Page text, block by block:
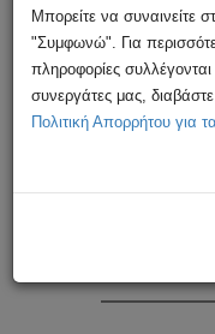
HOME
Νέα phishing
χρήστες του
Νέα
τους
Μπορείτε να συναινείτε
"Συμφωνώ". Για
πληροφορίες
συνεργάτες μας,
Πολιτική Απορρήτου για